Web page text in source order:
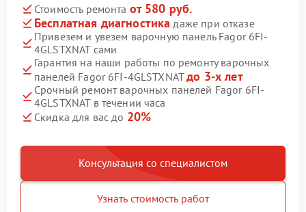
Стоимость ремонта от 580 руб.
Бесплатная диагностика даже при отказе
Привезем и увезем варочную панель Fagor 6FI-
4GLSTXNAT сами
Гарантия на наши работы по ремонту варочных
панелей Fagor 6FI-4GLSTXNATдо 3-х лет
Срочный ремонт варочных панелей Fagor 6FI-
4GLSTXNAT в течении часа
Скидка для вас до 20%
Консультация со специалистом
Узнать стоимость работ